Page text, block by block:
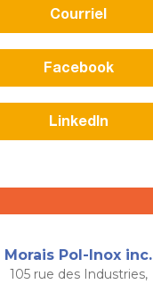
Courriel
Facebook
LinkedIn
Morais Pol-Inox inc.
105 rue des Industries,